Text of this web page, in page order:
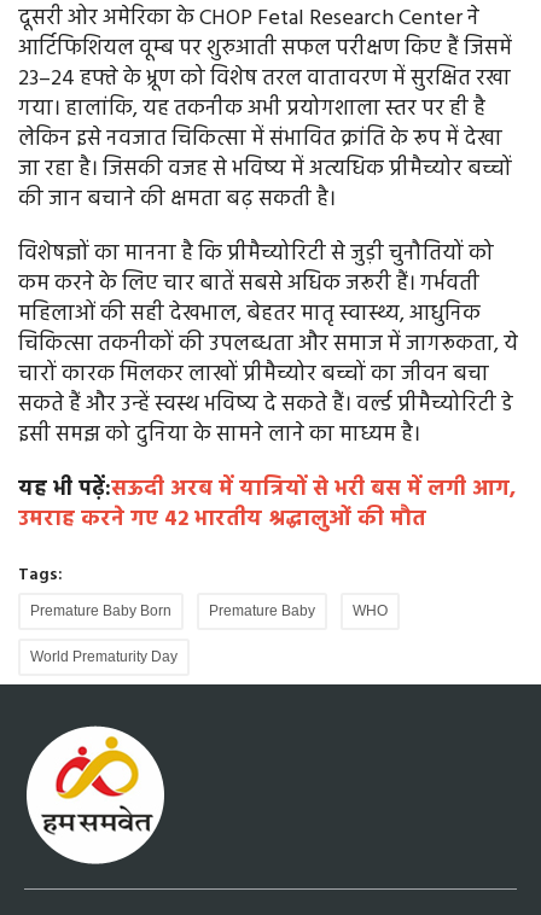
दूसरी ओर अमेरिका के CHOP Fetal Research Center ने
आर्टिफिशियल वूम्ब पर शुरुआती सफल परीक्षण किए हैं जिसमें
23–24 हफ्ते के भ्रूण को विशेष तरल वातावरण में सुरक्षित रखा
गया। हालांकि, यह तकनीक अभी प्रयोगशाला स्तर पर ही है
लेकिन इसे नवजात चिकित्सा में संभावित क्रांति के रूप में देखा
जा रहा है। जिसकी वजह से भविष्य में अत्यधिक प्रीमैच्योर बच्चों
की जान बचाने की क्षमता बढ़ सकती है।
विशेषज्ञों का मानना है कि प्रीमैच्योरिटी से जुड़ी चुनौतियों को
कम करने के लिए चार बातें सबसे अधिक जरूरी हैं। गर्भवती
महिलाओं की सही देखभाल, बेहतर मातृ स्वास्थ्य, आधुनिक
चिकित्सा तकनीकों की उपलब्धता और समाज में जागरूकता, ये
चारों कारक मिलकर लाखों प्रीमैच्योर बच्चों का जीवन बचा
सकते हैं और उन्हें स्वस्थ भविष्य दे सकते हैं। वर्ल्ड प्रीमैच्योरिटी डे
इसी समझ को दुनिया के सामने लाने का माध्यम है।
यह भी पढ़ें:सऊदी अरब में यात्रियों से भरी बस में लगी आग,
उमराह करने गए 42 भारतीय श्रद्धालुओं की मौत
Tags:
Premature Baby Born Premature Baby WHO
World Prematurity Day